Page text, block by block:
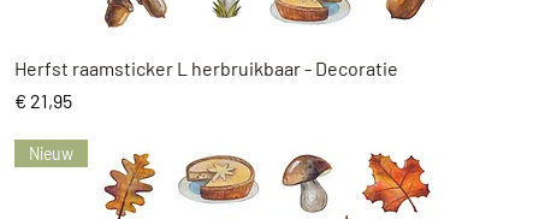
Snel overzicht
Herfst raamsticker L herbruikbaar - Decoratie
Prijs
€ 21,95
Nieuw